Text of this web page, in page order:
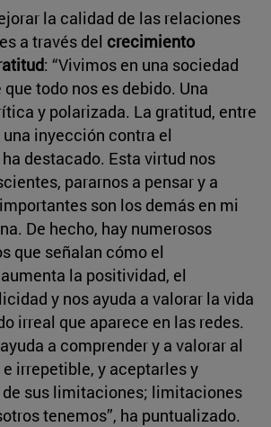
la calidad de las relaciones
a través del crecimiento
: “Vivimos en una sociedad
todo nos es debido. Una
y polarizada. La gratitud, entre
inyección contra el
destacado. Esta virtud nos
pararnos a pensar y a
son los demás en mi
De hecho, hay numerosos
que señalan cómo el
la positividad, el
y nos ayuda a valorar la vida
irreal que aparece en las redes.
a comprender y a valorar al
irrepetible, y aceptarles y
de sus limitaciones; limitaciones
tenemos”, ha puntualizado.